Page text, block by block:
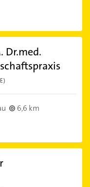
Dr.med.
6,6 km